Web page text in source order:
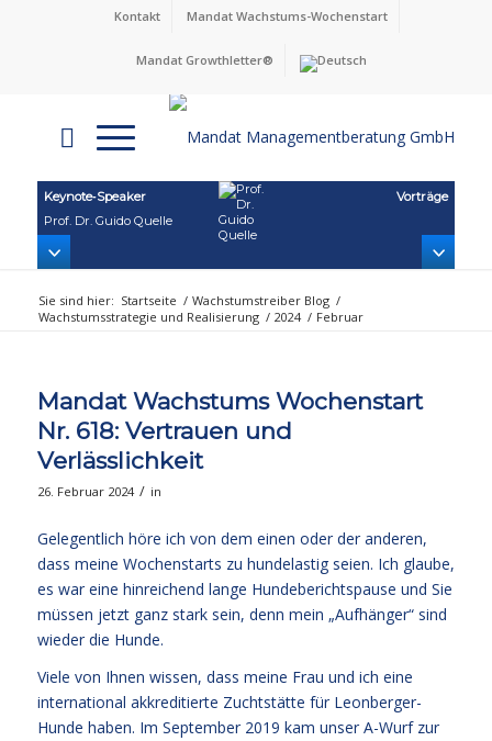
Kontakt Mandat Wachstums-Wochenstart
Mandat Growthletter®
Keynote‑Speaker
Prof. Dr. Guido Quelle
Vorträge
Sie sind hier: Startseite / Wachstumstreiber Blog /
Wachstumsstrategie und Realisierung / 2024 / Februar
Mandat Wachstums Wochenstart
Nr. 618: Vertrauen und
Verlässlichkeit
26. Februar 2024 / in
Gelegentlich höre ich von dem einen oder der anderen,
dass meine Wochenstarts zu hundelastig seien. Ich glaube,
es war eine hinreichend lange Hundeberichtspause und Sie
müssen jetzt ganz stark sein, denn mein „Aufhänger“ sind
wieder die Hunde.
Viele von Ihnen wissen, dass meine Frau und ich eine
international akkreditierte Zuchtstätte für Leonberger-
Hunde haben. Im September 2019 kam unser A-Wurf zur